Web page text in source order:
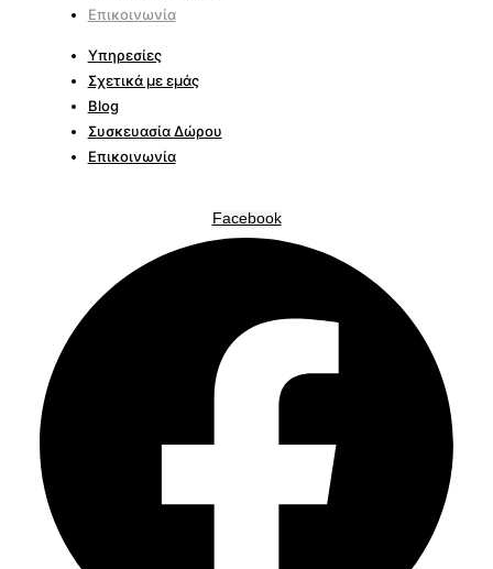
Επικοινωνία
Υπηρεσίες
Σχετικά με εμάς
Blog
Συσκευασία Δώρου
Επικοινωνία
Facebook